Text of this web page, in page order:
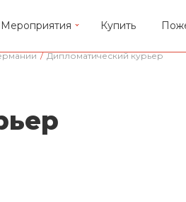
Мероприятия Купить
/ Дипломатический курьер